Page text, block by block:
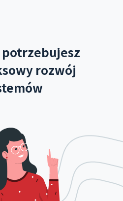
potrzebujesz
rozwój